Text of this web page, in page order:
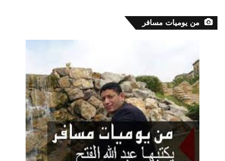
من يوميات مسافر